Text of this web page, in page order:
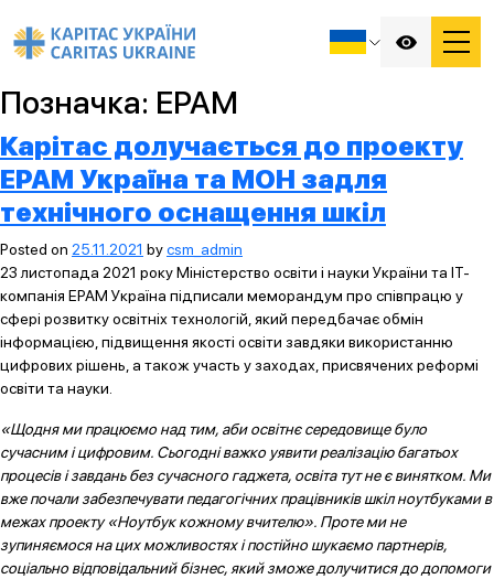
Позначка: EPAM
Карітас долучається до проекту
ЕРАМ Україна та МОН задля
технічного оснащення шкіл
Posted on 25.11.2021 bycsm_admin
23 листопада 2021 року Міністерство освіти і науки України та ІТ-
компанія ЕРАМ Україна підписали меморандум про співпрацю у
сфері розвитку освітніх технологій, який передбачає обмін
інформацією, підвищення якості освіти завдяки використанню
цифрових рішень, а також участь у заходах, присвячених реформі
освіти та науки.
«Щодня ми працюємо над тим, аби освітнє середовище було
сучасним і цифровим. Сьогодні важко уявити реалізацію багатьох
процесів і завдань без сучасного гаджета, освіта тут не є винятком. Ми
вже почали забезпечувати педагогічних працівників шкіл ноутбуками в
межах проекту «Ноутбук кожному вчителю». Проте ми не
зупиняємося на цих можливостях і постійно шукаємо партнерів,
соціально відповідальний бізнес, який зможе долучитися до допомоги